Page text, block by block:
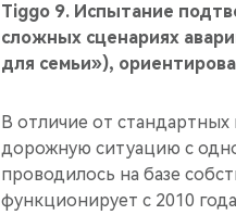
Tiggo 9. Испытание
сложных сценариях
для семьи»),
В отличие от
дорожную ситуацию с
проводилось на базе
функционирует с 2010